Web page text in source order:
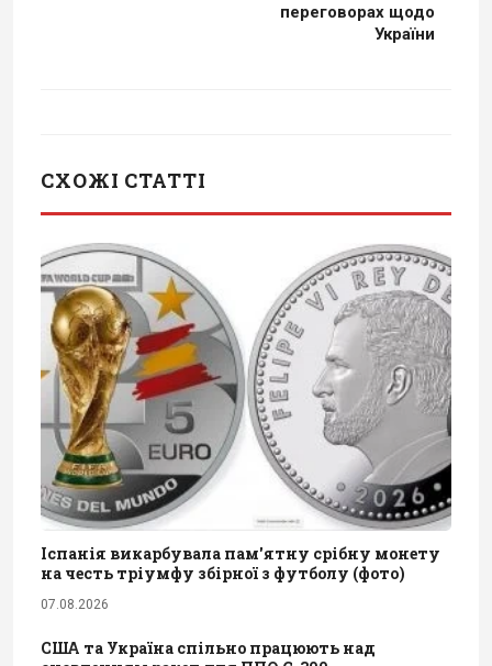
переговорах щодо
України
СХОЖІ СТАТТІ
Іспанія викарбувала пам'ятну срібну монету
на честь тріумфу збірної з футболу (фото)
07.08.2026
США та Україна спільно працюють над